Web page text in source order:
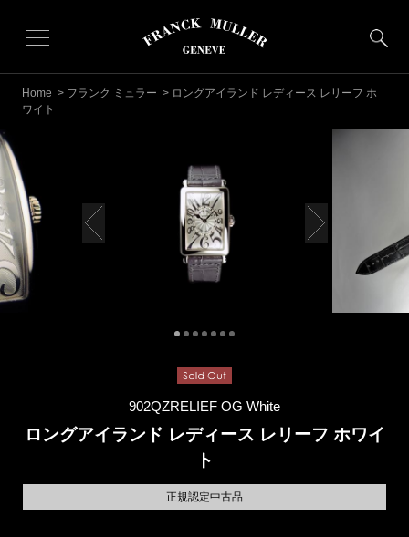
Home > フランク ミュラー > ロングアイランド レディース レリーフ ホ
ワイト
902QZRELIEF OG White
ロングアイランド レディース レリーフ ホワイ
ト
正規認定中古品